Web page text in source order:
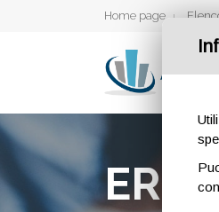
Home page